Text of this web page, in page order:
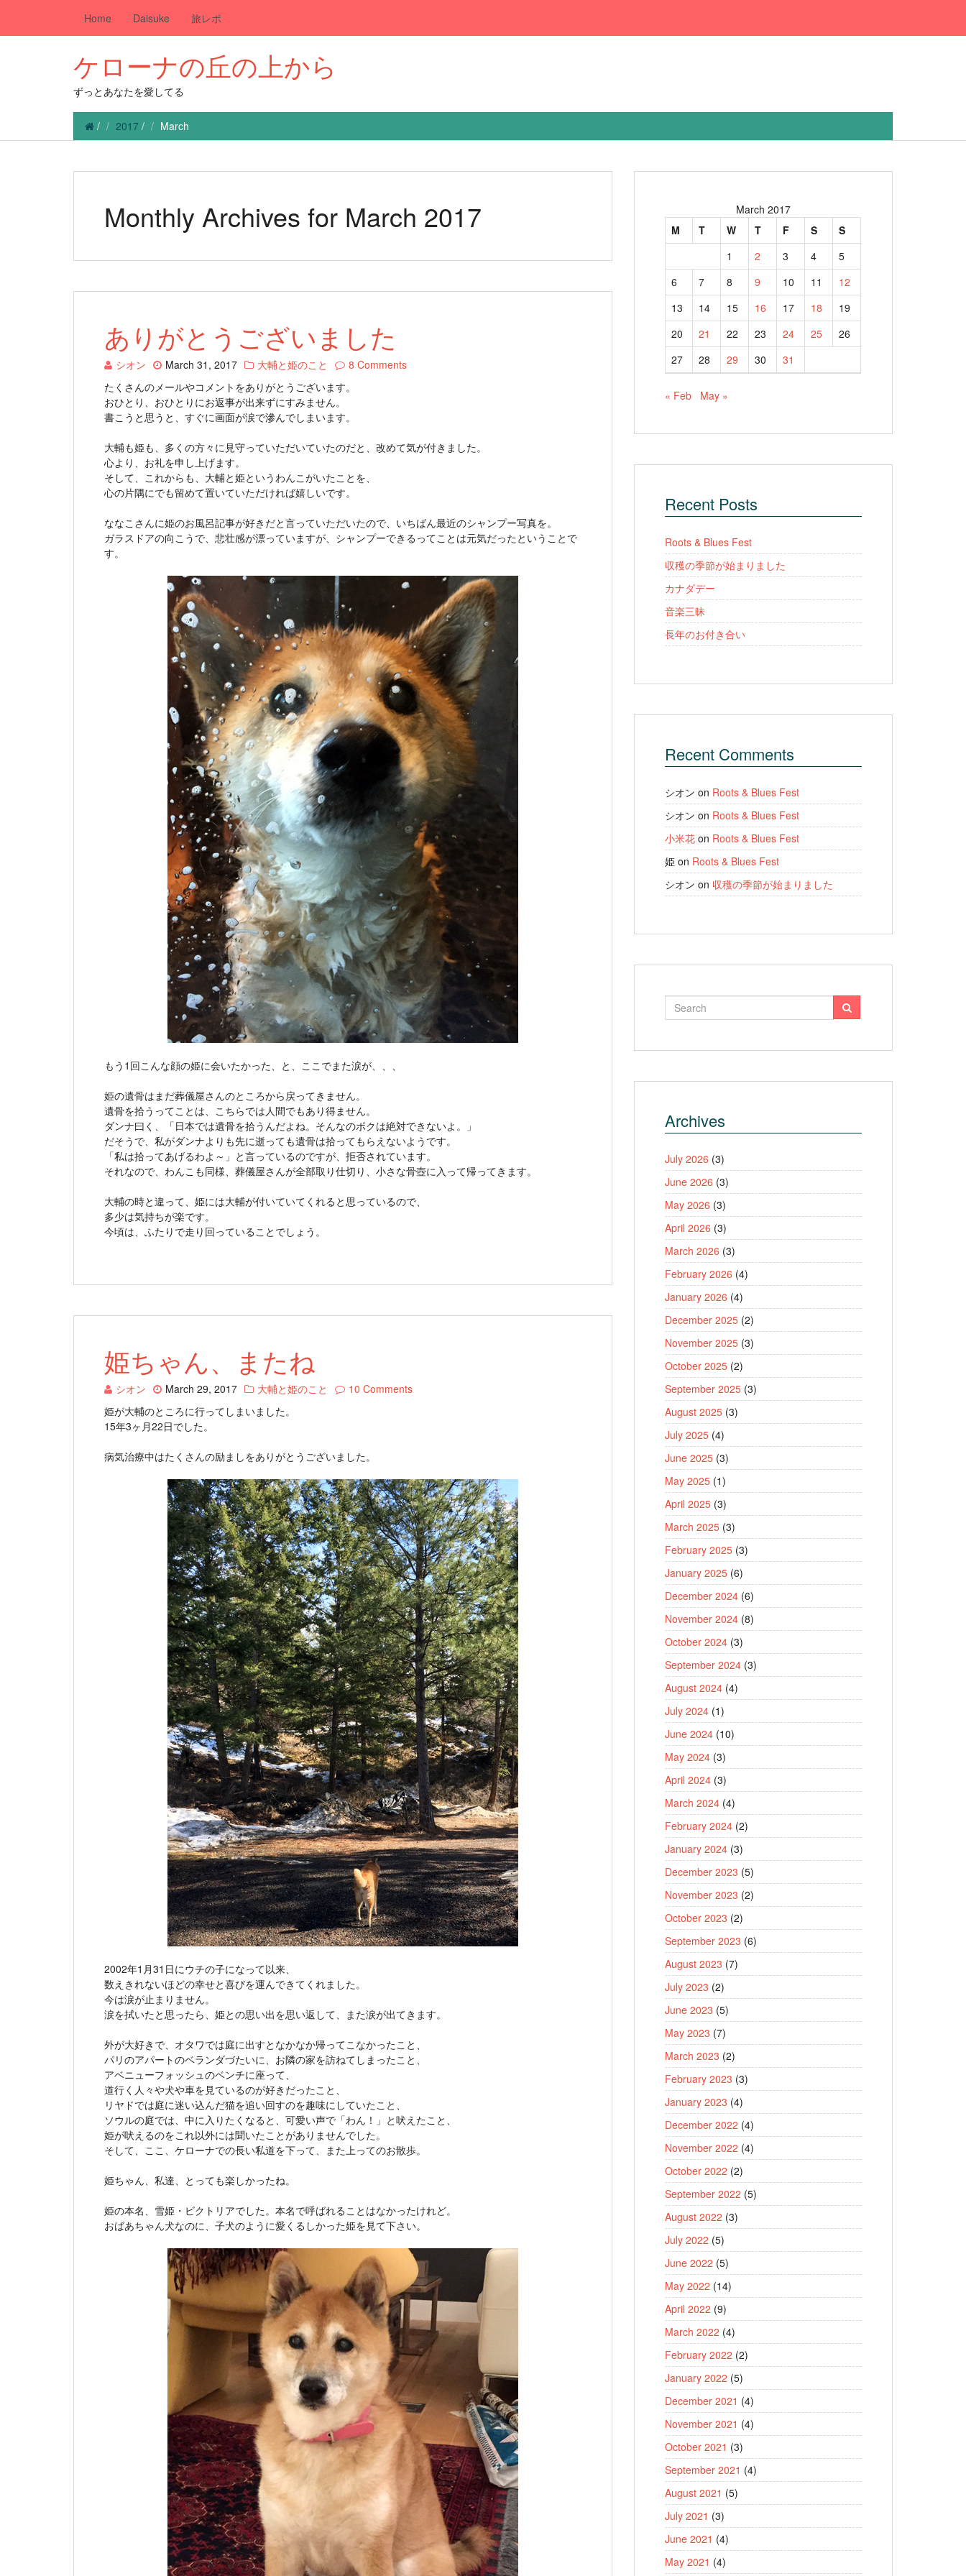
Home Daisuke 旅レポ
ケローナの丘の上から
ずっとあなたを愛してる
/ 2017 / March
Monthly Archives for March 2017
ありがとうございました
シオン March 31, 2017 大輔と姫のこと
8 Comments
たくさんのメールやコメントをありがとうございます。
おひとり、おひとりにお返事が出来ずにすみません。
書こうと思うと、すぐに画面が涙で滲んでしまいます。
大輔も姫も、多くの方々に見守っていただいていたのだと、改めて気が付きました。
心より、お礼を申し上げます。
そして、これからも、大輔と姫というわんこがいたことを、
心の片隅にでも留めて置いていただければ嬉しいです。
ななこさんに姫のお風呂記事が好きだと言っていただいたので、いちばん最近のシャンプー写真を。
ガラスドアの向こうで、悲壮感が漂っていますが、シャンプーできるってことは元気だったということで
す。
もう1回こんな顔の姫に会いたかった、と、ここでまた涙が、、、
姫の遺骨はまだ葬儀屋さんのところから戻ってきません。
遺骨を拾うってことは、こちらでは人間でもあり得ません。
ダンナ曰く、「日本では遺骨を拾うんだよね。そんなのボクは絶対できないよ。」
だそうで、私がダンナよりも先に逝っても遺骨は拾ってもらえないようです。
「私は拾ってあげるわよ～」と言っているのですが、拒否されています。
それなので、わんこも同様、葬儀屋さんが全部取り仕切り、小さな骨壺に入って帰ってきます。
大輔の時と違って、姫には大輔が付いていてくれると思っているので、
多少は気持ちが楽です。
今頃は、ふたりで走り回っていることでしょう。
姫ちゃん、またね
シオン March 29, 2017 大輔と姫のこと
10 Comments
姫が大輔のところに行ってしまいました。
15年3ヶ月22日でした。
病気治療中はたくさんの励ましをありがとうございました。
2002年1月31日にウチの子になって以来、
数えきれないほどの幸せと喜びを運んできてくれました。
今は涙が止まりません。
涙を拭いたと思ったら、姫との思い出を思い返して、また涙が出てきます。
外が大好きで、オタワでは庭に出すとなかなか帰ってこなかったこと、
パリのアパートのベランダづたいに、お隣の家を訪ねてしまったこと、
アベニューフォッシュのベンチに座って、
道行く人々や犬や車を見ているのが好きだったこと、
リヤドでは庭に迷い込んだ猫を追い回すのを趣味にしていたこと、
ソウルの庭では、中に入りたくなると、可愛い声で「わん！」と吠えたこと、
姫が吠えるのをこれ以外には聞いたことがありませんでした。
そして、ここ、ケローナでの長い私道を下って、また上ってのお散歩。
姫ちゃん、私達、とっても楽しかったね。
姫の本名、雪姫・ビクトリアでした。本名で呼ばれることはなかったけれど。
おばあちゃん犬なのに、子犬のように愛くるしかった姫を見て下さい。
March 2017
M
T W T F S
S
1
2 3 4
5
6
7 8 9 10 11
12
13
14 15 16 17 18
19
20
21 22 23 24 25
26
27
28 29 30 31
« Feb May »
Recent Posts
Roots & Blues Fest
収穫の季節が始まりました
カナダデー
音楽三昧
長年のお付き合い
Recent Comments
シオン on Roots & Blues Fest
シオン on Roots & Blues Fest
小米花 on Roots & Blues Fest
姫 on Roots & Blues Fest
シオン on 収穫の季節が始まりました
Archives
July 2026 (3)
June 2026 (3)
May 2026 (3)
April 2026 (3)
March 2026 (3)
February 2026 (4)
January 2026 (4)
December 2025 (2)
November 2025 (3)
October 2025 (2)
September 2025 (3)
August 2025 (3)
July 2025 (4)
June 2025 (3)
May 2025 (1)
April 2025 (3)
March 2025 (3)
February 2025 (3)
January 2025 (6)
December 2024 (6)
November 2024 (8)
October 2024 (3)
September 2024 (3)
August 2024 (4)
July 2024 (1)
June 2024 (10)
May 2024 (3)
April 2024 (3)
March 2024 (4)
February 2024 (2)
January 2024 (3)
December 2023 (5)
November 2023 (2)
October 2023 (2)
September 2023 (6)
August 2023 (7)
July 2023 (2)
June 2023 (5)
May 2023 (7)
March 2023 (2)
February 2023 (3)
January 2023 (4)
December 2022 (4)
November 2022 (4)
October 2022 (2)
September 2022 (5)
August 2022 (3)
July 2022 (5)
June 2022 (5)
May 2022 (14)
April 2022 (9)
March 2022 (4)
February 2022 (2)
January 2022 (5)
December 2021 (4)
November 2021 (4)
October 2021 (3)
September 2021 (4)
August 2021 (5)
July 2021 (3)
June 2021 (4)
May 2021 (4)